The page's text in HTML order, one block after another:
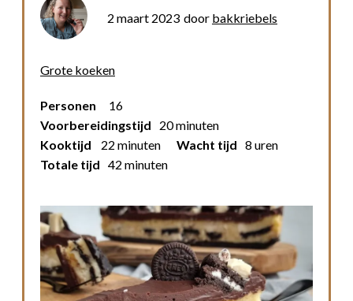
2 maart 2023 door bakkriebels
Grote koeken
Personen
16
Voorbereidingstijd
20 minuten
Kooktijd
22 minuten Wacht tijd 8 uren
Totale tijd 42 minuten